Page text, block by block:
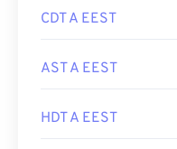
CDT A EEST
AST A EEST
HDT A EEST